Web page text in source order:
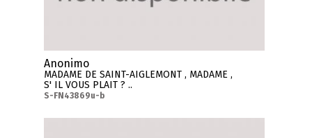
Anonimo
MADAME DE SAINT-AIGLEMONT , MADAME ,
S' IL VOUS PLAIT ? ..
S-FN43869u-b